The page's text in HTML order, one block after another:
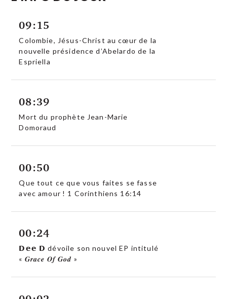
09:15
Colombie, Jésus-Christ au cœur de la
nouvelle présidence d’Abelardo de la
Espriella
08:39
Mort du prophète Jean-Marie
Domoraud
00:50
Que tout ce que vous faites se fasse
avec amour ! 1 Corinthiens 16:14
00:24
𝗗𝗲𝗲 𝗗 dévoile son nouvel EP intitulé
« 𝑮𝒓𝒂𝒄𝒆 𝑶𝒇 𝑮𝒐𝒅 »